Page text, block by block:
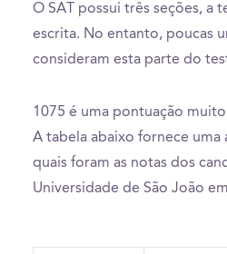
O SAT possui três seções, a
escrita. No entanto, poucas
consideram esta parte do
1075 é uma pontuação
A tabela abaixo fornece uma
quais foram as notas dos
Universidade de São João